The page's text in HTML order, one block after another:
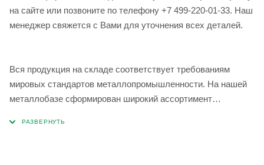
на сайте или позвоните по телефону +7 499-220-01-33. Наш
менеджер свяжется с Вами для уточнения всех деталей.
Вся продукция на складе соответствует требованиям
мировых стандартов металлопромышленности. На нашей
металлобазе сформирован широкий ассортимент